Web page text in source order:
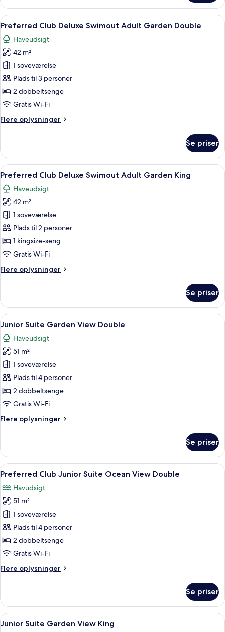
Club
Junior
Suite
Front
King
Indlæs
alle
billeder
af
Preferred
Club
Deluxe
Swimout
Garden
Et hotelværelse med to senge, et
5
Preferred Club Deluxe Swimout Adult Garden Double
Haveudsigt
42 m²
1 soveværelse
Plads til 3 personer
2 dobbeltsenge
Gratis Wi-Fi
Flere oplysninger
Flere
Club
Deluxe
Swimout
Garden
Double
Se priser
Indlæs
alle
billeder
af
Preferred
Club
Deluxe
Swimout
Garden
Et hotelværelse med en stor seng,
7
Preferred Club Deluxe Swimout Adult Garden King
Haveudsigt
42 m²
1 soveværelse
Plads til 2 personer
1 kingsize-seng
Gratis Wi-Fi
Flere oplysninger
Flere
Club
Deluxe
Swimout
Garden
King
Se priser
Indlæs
alle
billeder
af
Junior
Suite
Garden
View
Et hotelværelse med to senge, et
6
Junior Suite Garden View Double
Haveudsigt
51 m²
1 soveværelse
Plads til 4 personer
2 dobbeltsenge
Gratis Wi-Fi
Flere oplysninger
Flere
Suite
Garden
View
Se priser
Indlæs
alle
billeder
af
Preferred
Club
Junior
Suite
View
Et hotelværelse med to senge, en
6
Preferred Club Junior Suite Ocean View Double
Havudsigt
51 m²
1 soveværelse
Plads til 4 personer
2 dobbeltsenge
Gratis Wi-Fi
Flere oplysninger
Flere
Club
Junior
Suite
Se priser
Indlæs
alle
Et rummeligt hotelværelse med en
5
Junior Suite Garden View King